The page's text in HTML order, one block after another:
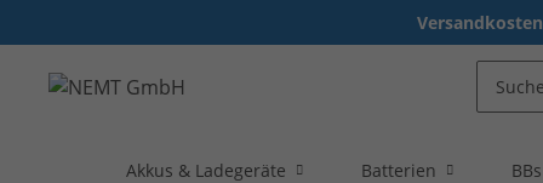
Akkus & Ladegeräte Batterien